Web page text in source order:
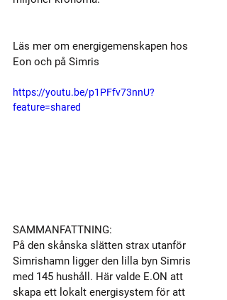
Läs mer om energigemenskapen hos
Eon och på Simris
https://youtu.be/p1PFfv73nnU?
feature=shared
SAMMANFATTNING:
På den skånska slätten strax utanför
Simrishamn ligger den lilla byn Simris
med 145 hushåll. Här valde E.ON att
skapa ett lokalt energisystem för att